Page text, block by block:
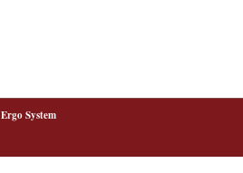
Ergo System